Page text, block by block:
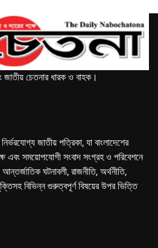
চেতনার ধারক ও বাহক।
জাতীয় পত্রিকা, যা বাংলাদেশের
এবং সময়োপযোগী সংবাদ সংগ্রহ ও পরিবেশনে
ঘটনাবলী, রাজনীতি, অর্থনীতি,
বিভিন্ন গুরুত্বপূর্ণ বিষয়ের উপর ভিত্তি